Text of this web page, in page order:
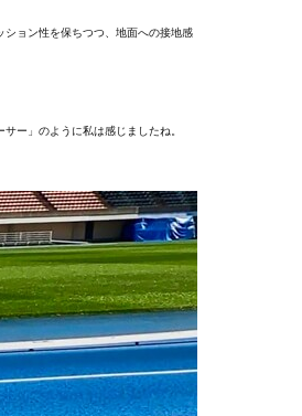
ション性を保ちつつ、地面への接地感
ー」のように私は感じましたね。